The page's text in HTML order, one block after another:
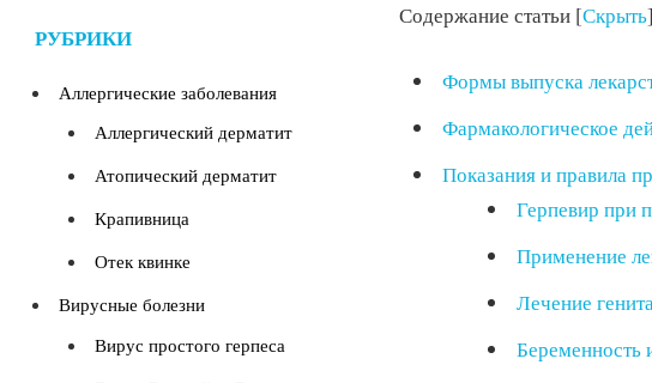
Содержание статьи [Скрыть]
Формы выпуска
Фармакологическое
Показания и правила
Герпевир при
Применение
Лечение
Беременность
РУБРИКИ
Аллергические заболевания
Аллергический дерматит
Атопический дерматит
Крапивница
Отек квинке
Вирусные болезни
Вирус простого герпеса